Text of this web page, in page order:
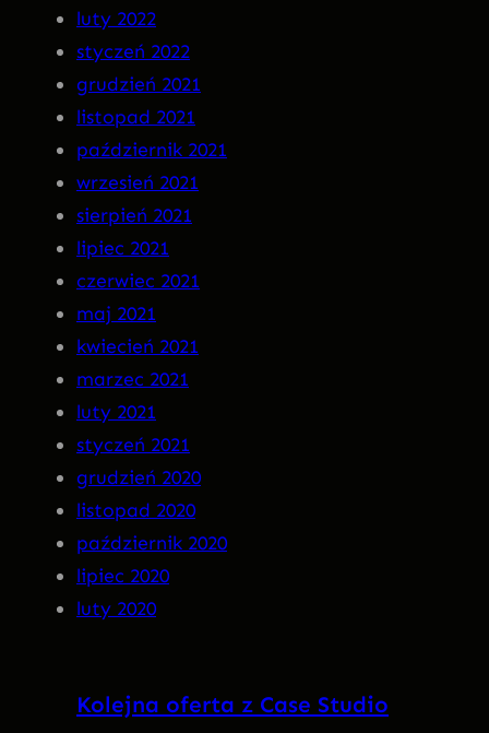
luty 2022
styczeń 2022
grudzień 2021
listopad 2021
październik 2021
wrzesień 2021
sierpień 2021
lipiec 2021
czerwiec 2021
maj 2021
kwiecień 2021
marzec 2021
luty 2021
styczeń 2021
grudzień 2020
listopad 2020
październik 2020
lipiec 2020
luty 2020
Kolejna oferta z Case Studio